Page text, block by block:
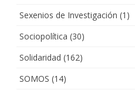
Sexenios de Investigación (1)
Sociopolítica (30)
Solidaridad (162)
SOMOS (14)